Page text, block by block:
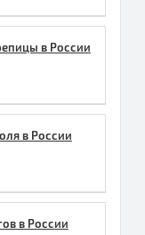
в России
в России
в России